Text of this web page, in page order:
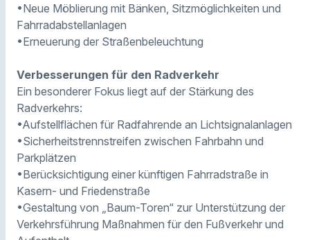
•Neue Möblierung mit Bänken, Sitzmöglichkeiten und
Fahrradabstellanlagen
•Erneuerung der Straßenbeleuchtung
Verbesserungen für den Radverkehr
Ein besonderer Fokus liegt auf der Stärkung des
Radverkehrs:
•Aufstellflächen für Radfahrende an Lichtsignalanlagen
•Sicherheitstrennstreifen zwischen Fahrbahn und
Parkplätzen
•Berücksichtigung einer künftigen Fahrradstraße in
Kasern- und Friedenstraße
•Gestaltung von „Baum-Toren“ zur Unterstützung der
Verkehrsführung Maßnahmen für den Fußverkehr und